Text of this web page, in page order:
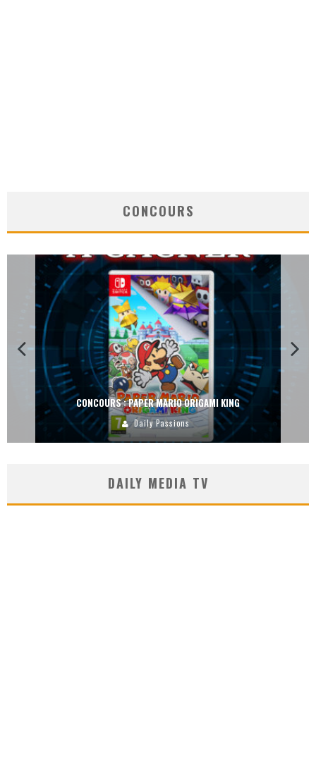
CONCOURS
CONCOURS : PAPER MARIO ORIGAMI KING
Daily Passions
DAILY MEDIA TV